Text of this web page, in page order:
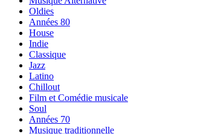
Oldies
Années 80
House
Indie
Classique
Jazz
Latino
Chillout
Film et Comédie musicale
Soul
Années 70
Musique traditionnelle